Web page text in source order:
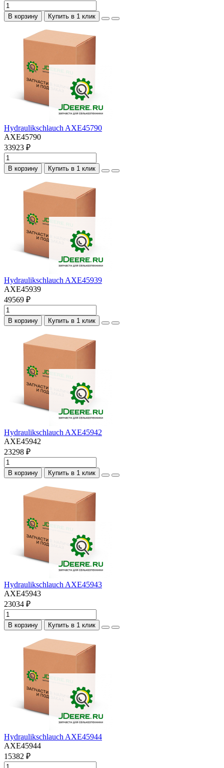
В корзину Купить в 1 клик
Hydraulikschlauch AXE45790
AXE45790
33923 ₽
В корзину Купить в 1 клик
Hydraulikschlauch AXE45939
AXE45939
49569 ₽
В корзину Купить в 1 клик
Hydraulikschlauch AXE45942
AXE45942
23298 ₽
В корзину Купить в 1 клик
Hydraulikschlauch AXE45943
AXE45943
23034 ₽
В корзину Купить в 1 клик
Hydraulikschlauch AXE45944
AXE45944
15382 ₽